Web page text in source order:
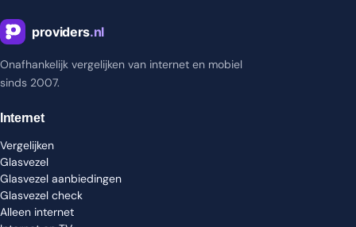
Onafhankelijk vergelijken van internet en mobiel
sinds 2007.
Internet
Vergelijken
Glasvezel
Glasvezel aanbiedingen
Glasvezel check
Alleen internet